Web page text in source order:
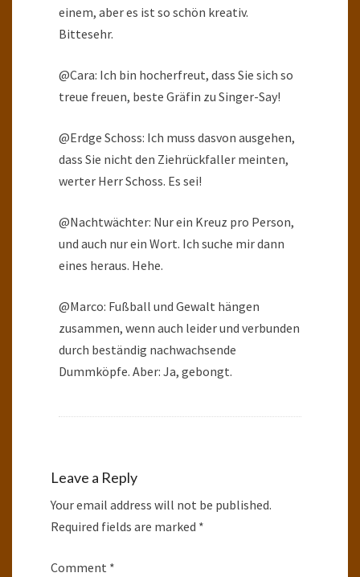
einem, aber es ist so schön kreativ.
Bittesehr.
@Cara: Ich bin hocherfreut, dass Sie sich so
treue freuen, beste Gräfin zu Singer-Say!
@Erdge Schoss: Ich muss dasvon ausgehen,
dass Sie nicht den Ziehrückfaller meinten,
werter Herr Schoss. Es sei!
@Nachtwächter: Nur ein Kreuz pro Person,
und auch nur ein Wort. Ich suche mir dann
eines heraus. Hehe.
@Marco: Fußball und Gewalt hängen
zusammen, wenn auch leider und verbunden
durch beständig nachwachsende
Dummköpfe. Aber: Ja, gebongt.
Leave a Reply
Your email address will not be published.
Required fields are marked *
Comment *